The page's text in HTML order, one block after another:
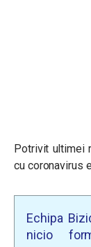
Potrivit ultimei
cu coronavirus
Echipa
nicio